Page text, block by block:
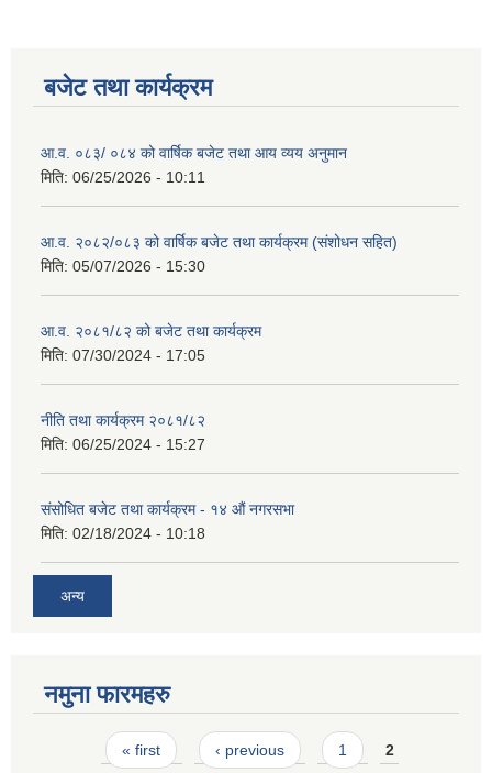
बजेट तथा कार्यक्रम
आ.व. ०८३/ ०८४ को वार्षिक बजेट तथा आय व्यय अनुमान
मिति: 06/25/2026 - 10:11
आ.व. २०८२/०८३ को वार्षिक बजेट तथा कार्यक्रम (संशोधन सहित)
मिति: 05/07/2026 - 15:30
आ.व. २०८१/८२ को बजेट तथा कार्यक्रम
मिति: 07/30/2024 - 17:05
नीति तथा कार्यक्रम २०८१/८२
मिति: 06/25/2024 - 15:27
संसोधित बजेट तथा कार्यक्रम - १४ औं नगरसभा
मिति: 02/18/2024 - 10:18
अन्य
नमुना फारमहरु
Pages« first ‹ previous 1 2